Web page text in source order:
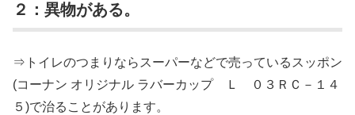
２：異物がある。
⇒トイレのつまりならスーパーなどで売っているスッポン
(コーナン オリジナル ラバーカップ Ｌ ０３ＲＣ－１４
５)で治ることがあります。